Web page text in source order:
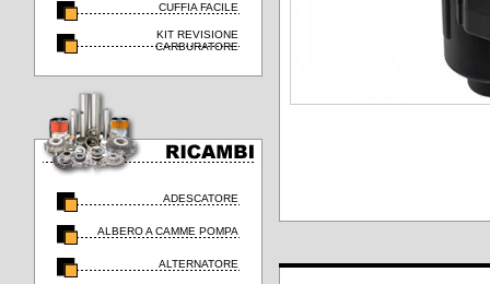
CUFFIA FACILE
KIT REVISIONE
CARBURATORE
ADESCATORE
ALBERO A CAMME POMPA
ALTERNATORE